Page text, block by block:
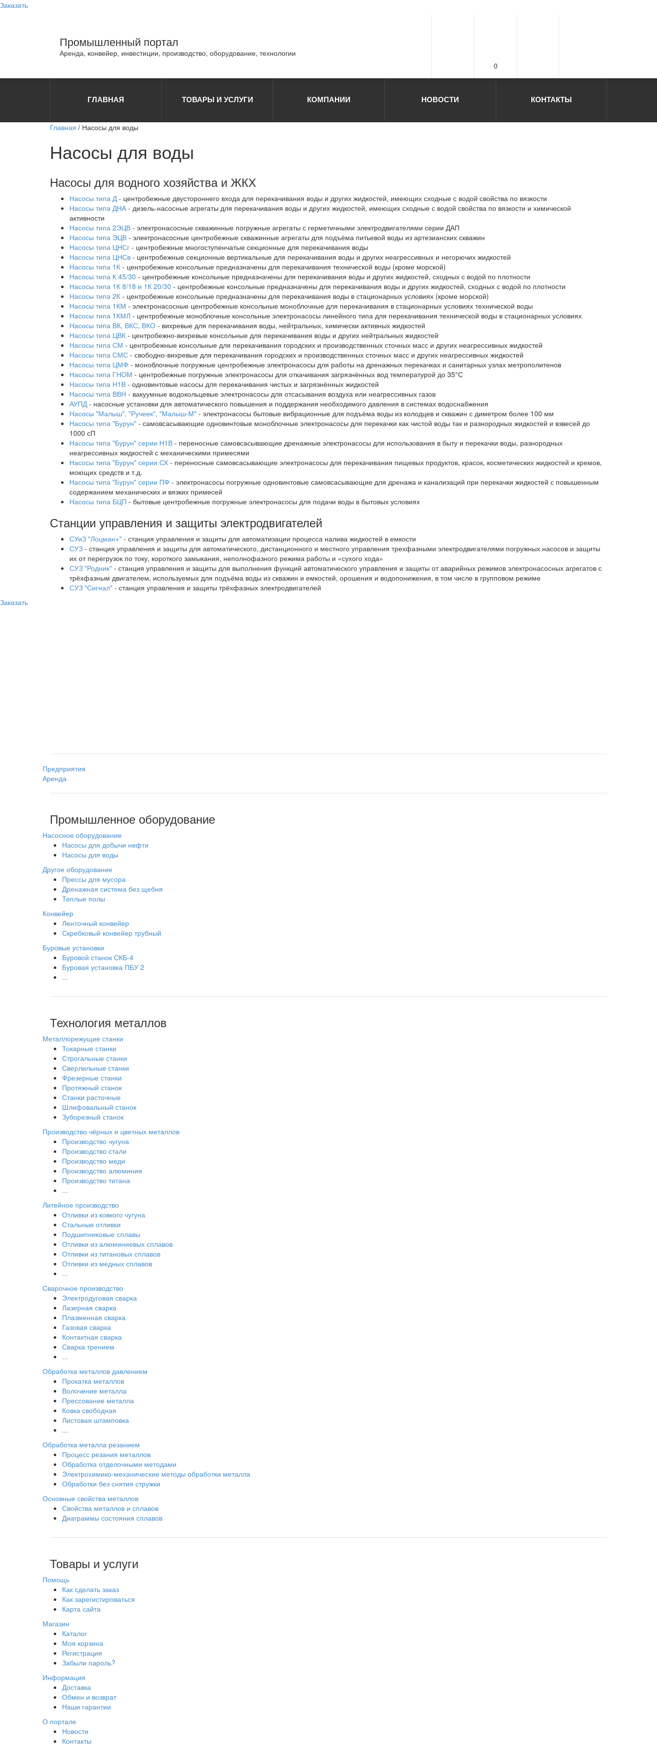
Заказать
Промышленный портал
Аренда, конвейер, инвестиции, производство, оборудование, технологии
0
ГЛАВНАЯ ТОВАРЫ И УСЛУГИ КОМПАНИИ НОВОСТИ КОНТАКТЫ
Главная / Насосы для воды
Насосы для воды
Насосы для водного хозяйства и ЖКХ
Насосы типа Д- центробежные двустороннего входа для перекачивания воды и других жидкостей, имеющих сходные с водой свойства по вязкости
Насосы типа ДНА- дизель-насосные агрегаты для перекачивания воды и других жидкостей, имеющих сходные с водой свойства по вязкости и химической
активности
Насосы типа 2ЭЦВ - электронасосные скважинные погружные агрегаты с герметичными электродвигателями серии ДАП
Насосы типа ЭЦВ - электронасосные центробежные скважинные агрегаты для подъёма питьевой воды из артезианских скважин
Насосы типа ЦНСг - центробежные многоступенчатые секционные для перекачивания воды
Насосы типа ЦНСв - центробежные секционные вертикальные для перекачивания воды и других неагрессивных и негорючих жидкостей
Насосы типа 1К - центробежные консольные предназначены для перекачивания технической воды (кроме морской)
Насосы типа К 45/30 - центробежные консольные предназначены для перекачивания воды и других жидкостей, сходных с водой по плотности
Насосы типа 1К 8/18 и 1К 20/30 - центробежные консольные предназначены для перекачивания воды и других жидкостей, сходных с водой по плотности
Насосы типа 2К - центробежные консольные предназначены для перекачивания воды в стационарных условиях (кроме морской)
Насосы типа 1КМ - электронасосные центробежные консольные моноблочные для перекачивания в стационарных условиях технической воды
Насосы типа 1КМЛ - центробежные моноблочные консольные электронасосы линейного типа для перекачивания технической воды в стационарных условиях
Насосы типа ВК, ВКС, ВКО - вихревые для перекачивания воды, нейтральных, химически активных жидкостей
Насосы типа ЦВК - центробежно-вихревые консольные для перекачивания воды и других нейтральных жидкостей
Насосы типа СМ - центробежные консольные для перекачивания городских и производственных сточных масс и других неагрессивных жидкостей
Насосы типа СМС - свободно-вихревые для перекачивания городских и производственных сточных масс и других неагрессивных жидкостей
Насосы типа ЦМФ - моноблочные погружные центробежные электронасосы для работы на дренажных перекачках и санитарных узлах метрополитенов
Насосы типа ГНОМ - центробежные погружные электронасосы для откачивания загрязнённых вод температурой до 35°С
Насосы типа Н1В - одновинтовые насосы для перекачивания чистых и загрязнённых жидкостей
Насосы типа ВВН - вакуумные водокольцевые электронасосы для отсасывания воздуха или неагрессивных газов
АУПД- насосные установки для автоматического повышения и поддержания необходимого давления в системах водоснабжения
Насосы "Малыш", "Ручеек", "Малыш-М" - электронасосы бытовые вибрационные для подъёма воды из колодцев и скважин с диметром более 100 мм
Насосы типа "Бурун" - самовсасывающие одновинтовые моноблочные электронасосы для перекачки как чистой воды так и разнородных жидкостей и взвесей до
1000 сП
Насосы типа "Бурун" серии Н1В - переносные самовсасывающие дренажные электронасосы для использования в быту и перекачки воды, разнородных
неагрессивных жидкостей с механическими примесями
Насосы типа "Бурун" серии СХ - переносные самовсасывающие электронасосы для перекачивания пищевых продуктов, красок, косметических жидкостей и кремов,
моющих средств и т.д.
Насосы типа "Бурун" серии ПФ - электронасосы погружные одновинтовые самовсасывающие для дренажа и канализаций при перекачки жидкостей с повышенным
содержанием механических и вязких примесей
Насосы типа БЦП - бытовые центробежные погружные электронасосы для подачи воды в бытовых условиях
Станции управления и защиты электродвигателей
СУиЗ "Лоцман+" - станция управления и защиты для автоматизации процесса налива жидкостей в емкости
СУЗ - станция управления и защиты для автоматического, дистанционного и местного управления трехфазными электродвигателями погружных насосов и защиты
их от перегрузок по току, короткого замыкания, неполнофазного режима работы и «сухого хода»
СУЗ "Родник" - станция управления и защиты для выполнения функций автоматического управления и защиты от аварийных режимов электронасосных агрегатов с
трёхфазным двигателем, используемых для подъёма воды из скважин и емкостей, орошения и водопонижения, в том числе в групповом режиме
СУЗ "Сигнал" - станция управления и защиты трёхфазных электродвигателей
Заказать
Предприятия
Аренда
Промышленное оборудование
Насосное оборудование
Насосы для добычи нефти
Насосы для воды
Другое оборудование
Прессы для мусора
Дренажная система без щебня
Теплые полы
Конвейер
Ленточный конвейер
Скребковый конвейер трубный
Буровые установки
Буровой станок СКБ-4
Буровая установка ПБУ 2
...
Технология металлов
Металлорежущие станки
Токарные станки
Строгальные станки
Сверлильные станки
Фрезерные станки
Протяжный станок
Станки расточные
Шлифовальный станок
Зуборезный станок
Производство чёрных и цветных металлов
Производство чугуна
Производство стали
Производство меди
Производство алюминия
Производство титана
...
Литейное производство
Отливки из ковкого чугуна
Стальные отливки
Подшипниковые сплавы
Отливки из алюминиевых сплавов
Отливки из титановых сплавов
Отливки из медных сплавов
...
Сварочное производство
Электродуговая сварка
Лазерная сварка
Плазменная сварка
Газовая сварка
Контактная сварка
Сварка трением
...
Обработка металлов давлением
Прокатка металлов
Волочение металла
Прессование металла
Ковка свободная
Листовая штамповка
...
Обработка металла резанием
Процесс резания металлов
Обработка отделочными методами
Электрохимико-механические методы обработки металла
Обработки без снятия стружки
Основные свойства металлов
Свойства металлов и сплавов
Диаграммы состояния сплавов
Товары и услуги
Помощь
Как сделать заказ
Как зарегистироваться
Карта сайта
Магазин
Каталог
Моя корзина
Регистрация
Забыли пароль?
Информация
Доставка
Обмен и возврат
Наши гарантии
О портале
Новости
Контакты